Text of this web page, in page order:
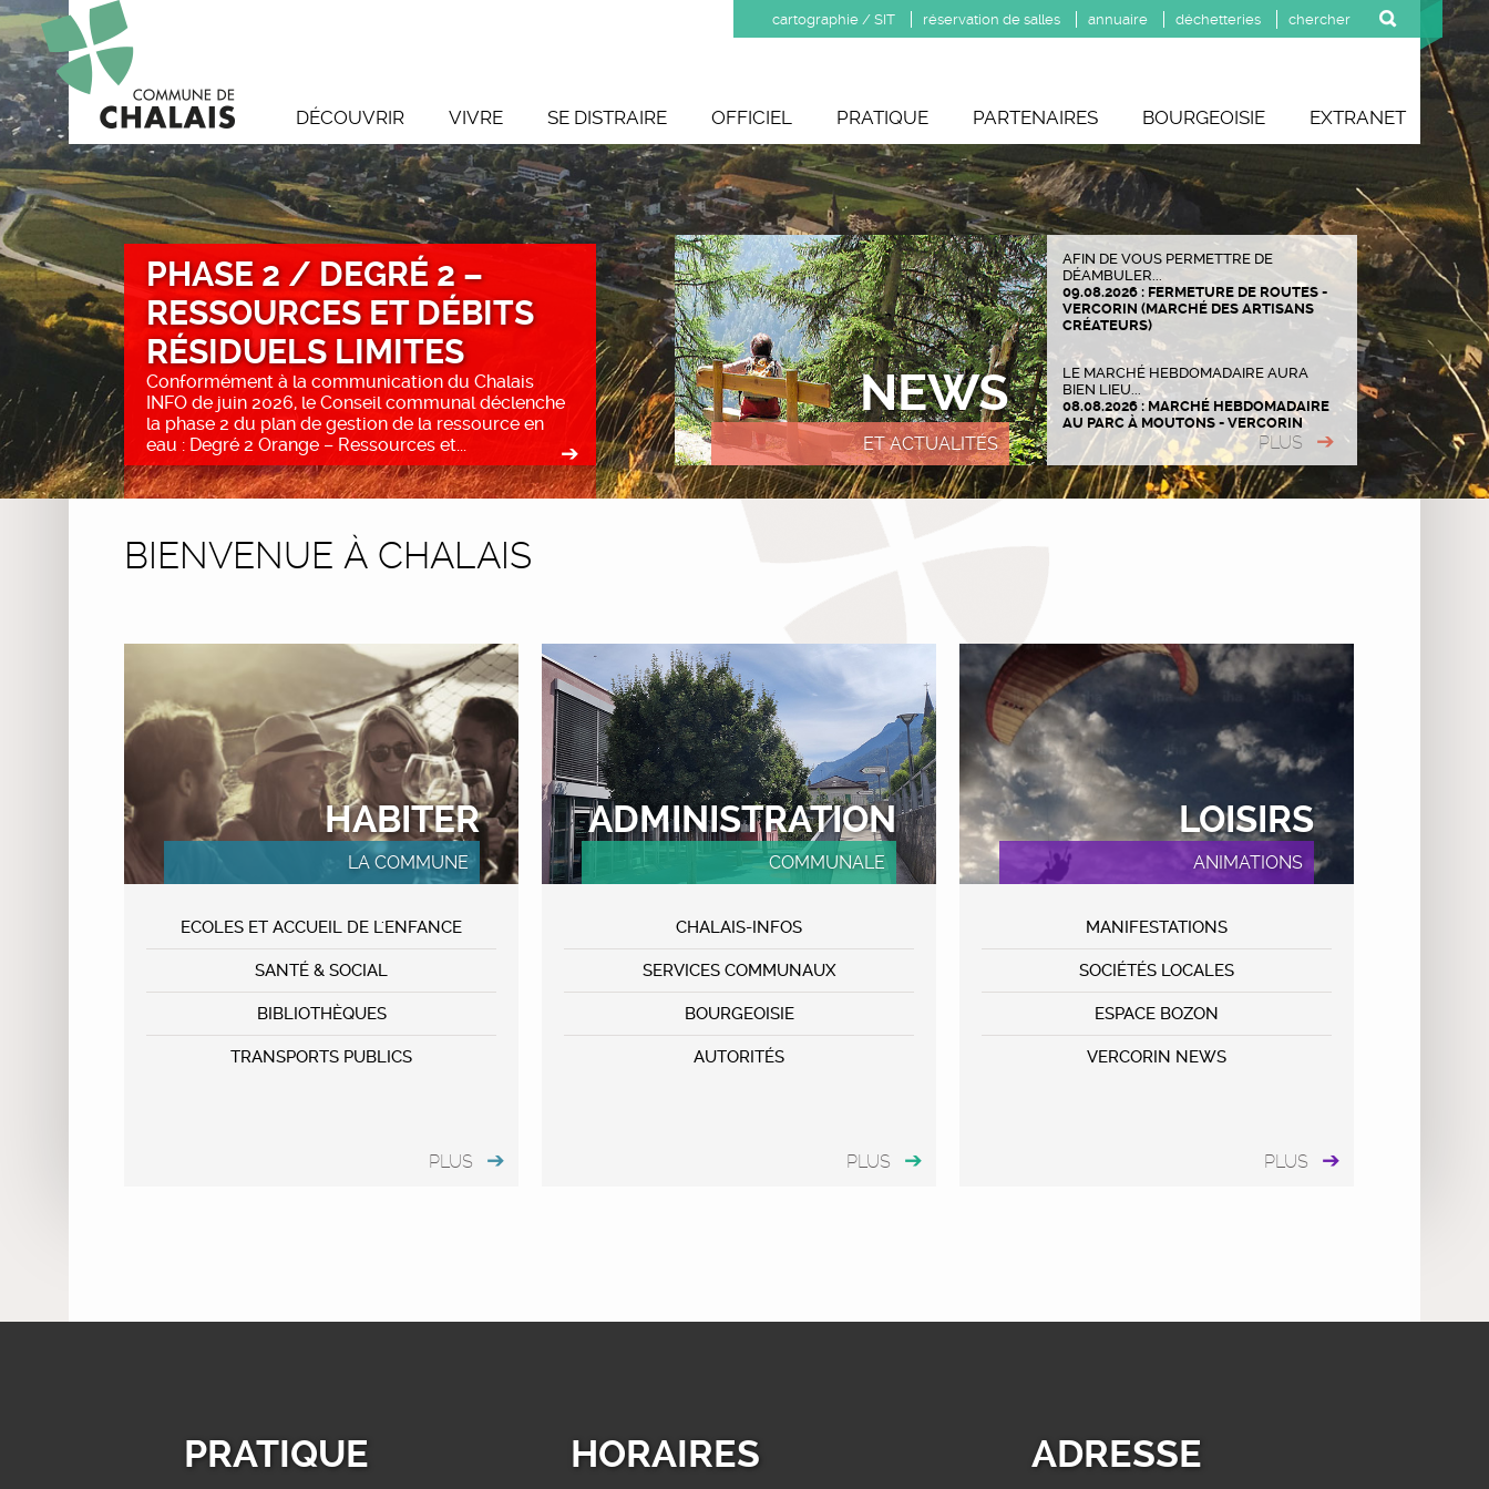
cartographie / SIT réservation de salles annuaire déchetteries
DÉCOUVRIR VIVRE SE DISTRAIRE OFFICIEL PRATIQUE PARTENAIRES BOURGEOISIE EXTRANET
PHASE 2 / DEGRÉ 2 –
RESSOURCES ET DÉBITS
RÉSIDUELS LIMITES
Conformément à la communication du Chalais
INFO de juin 2026, le Conseil communal déclenche
la phase 2 du plan de gestion de la ressource en
eau : Degré 2 Orange – Ressources et...
NEWS
ET ACTUALITÉS
AFIN DE VOUS PERMETTRE DE
DÉAMBULER...
09.08.2026 : FERMETURE DE ROUTES -
VERCORIN (MARCHÉ DES ARTISANS
CRÉATEURS)
LE MARCHÉ HEBDOMADAIRE AURA
BIEN LIEU...
08.08.2026 : MARCHÉ HEBDOMADAIRE
AU PARC À MOUTONS - VERCORIN
PLUS
BIENVENUE À CHALAIS
HABITER
LA COMMUNE
ECOLES ET ACCUEIL DE L'ENFANCE
SANTÉ & SOCIAL
BIBLIOTHÈQUES
TRANSPORTS PUBLICS
PLUS
ADMINISTRATION
COMMUNALE
CHALAIS-INFOS
SERVICES COMMUNAUX
BOURGEOISIE
AUTORITÉS
PLUS
LOISIRS
ANIMATIONS
MANIFESTATIONS
SOCIÉTÉS LOCALES
ESPACE BOZON
VERCORIN NEWS
PLUS
PRATIQUE HORAIRES ADRESSE